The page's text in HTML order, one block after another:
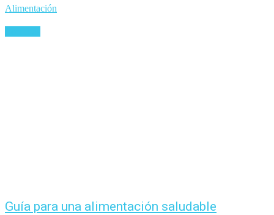
Alimentación
Guía para una alimentación saludable